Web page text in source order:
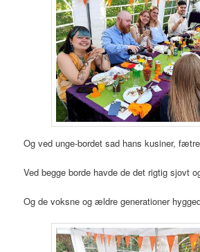
Og ved unge-bordet sad hans kusiner,
Ved begge borde havde de det rigtig sjovt
Og de voksne og ældre generationer